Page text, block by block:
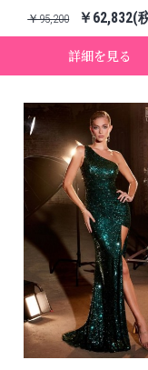
￥95,200 ￥62,832(
詳細を見る